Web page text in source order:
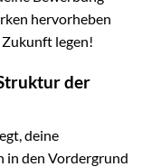
hervorheben
legen!
der
deine
in den Vordergrund